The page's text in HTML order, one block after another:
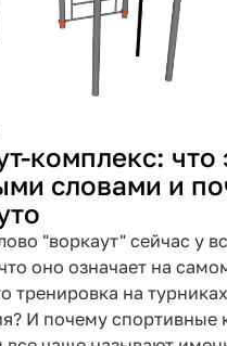
комплекс: что
словами и
"воркаут" сейчас у
оно означает на
тренировка на
И почему спортивные